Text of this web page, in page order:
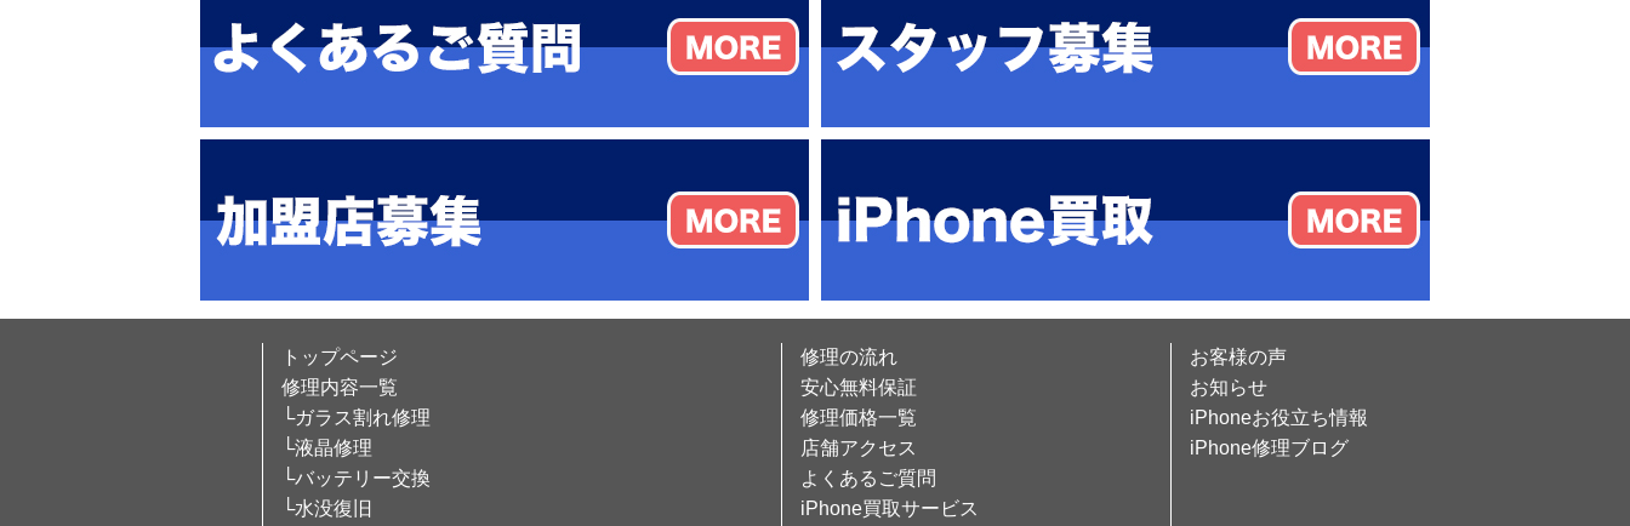
トップページ
修理内容一覧
└ガラス割れ修理
└液晶修理
└バッテリー交換
└水没復旧
修理の流れ
安心無料保証
修理価格一覧
店舗アクセス
よくあるご質問
iPhone買取サービス
お客様の声
お知らせ
iPhoneお役立ち情報
iPhone修理ブログ